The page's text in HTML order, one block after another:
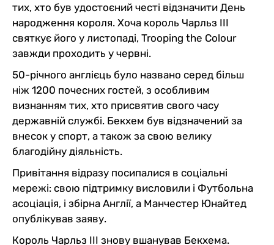
тих, хто був удостоєний честі відзначити День
народження короля. Хоча король Чарльз III
святкує його у листопаді, Trooping the Colour
завжди проходить у червні.
50-річного англієць було названо серед більш
ніж 1200 почесних гостей, з особливим
визнанням тих, хто присвятив свого часу
державній службі. Бекхем був відзначений за
внесок у спорт, а також за свою велику
благодійну діяльність.
Привітання відразу посипалися в соціальні
мережі: свою підтримку висловили і Футбольна
асоціація, і збірна Англії, а Манчестер Юнайтед
опублікував заяву.
Король Чарльз III знову вшанував Бекхема.